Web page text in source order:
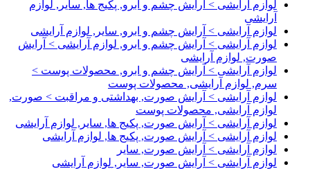
لوازم آرایشی > آرایش چشم و ابرو, پکیج ها, سایر, لوازم
آرایشی
لوازم آرایشی > آرایش چشم و ابرو, سایر, لوازم آرایشی
لوازم آرایشی > آرایش چشم و ابرو, لوازم آرایشی > آرایش
صورت, لوازم آرایشی
لوازم آرایشی > آرایش چشم و ابرو, محصولات پوست >
سرم, لوازم آرایشی, محصولات پوست
لوازم آرایشی > آرایش صورت, بهداشتی و مراقبت > صورت,
لوازم آرایشی, محصولات پوست
لوازم آرایشی > آرایش صورت, پکیج ها, سایر, لوازم آرایشی
لوازم آرایشی > آرایش صورت, پکیج ها, لوازم آرایشی
لوازم آرایشی > آرایش صورت, سایر
لوازم آرایشی > آرایش صورت, سایر, لوازم آرایشی